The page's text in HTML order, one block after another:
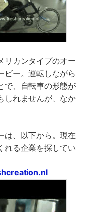
リカンタイプのオー
ビー。運転しながら
で、自転車の形態が
しれませんが、なか
は、以下から。現在
れる企業を探してい